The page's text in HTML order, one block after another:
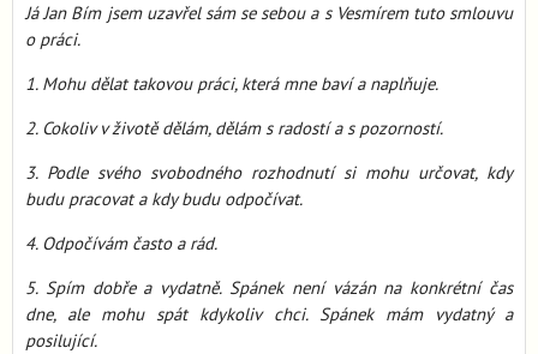
Já Jan Bím jsem uzavřel sám se sebou a s Vesmírem tuto smlouvu
o práci.
1. Mohu dělat takovou práci, která mne baví a naplňuje.
2. Cokoliv v životě dělám, dělám s radostí a s pozorností.
3. Podle svého svobodného rozhodnutí si mohu určovat, kdy
budu pracovat a kdy budu odpočívat.
4. Odpočívám často a rád.
5. Spím dobře a vydatně. Spánek není vázán na konkrétní čas
dne, ale mohu spát kdykoliv chci. Spánek mám vydatný a
posilující.